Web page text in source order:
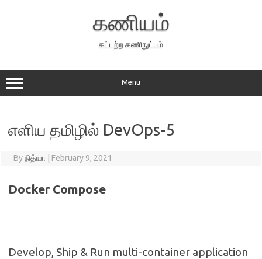
கணியம்
கட்டற்ற கணிநுட்பம்
Menu
எளிய தமிழில் DevOps-5
Byநித்யா February 9, 2021
Docker Compose
Develop, Ship & Run multi-container application